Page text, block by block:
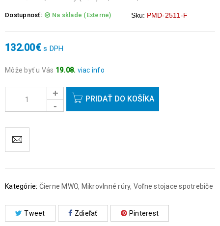
Dostupnosť: Na sklade (Externe) Sku: PMD-2511-F
132.00€ s DPH
Môže byť u Vás 19.08. viac info
okrem víkendov a sviatkov.PRIDAŤ DO KOŠÍKA
Kategórie: Čierne MWO, Mikrovlnné rúry, Voľne stojace spotrebiče
Tweet Zdieľať Pinterest